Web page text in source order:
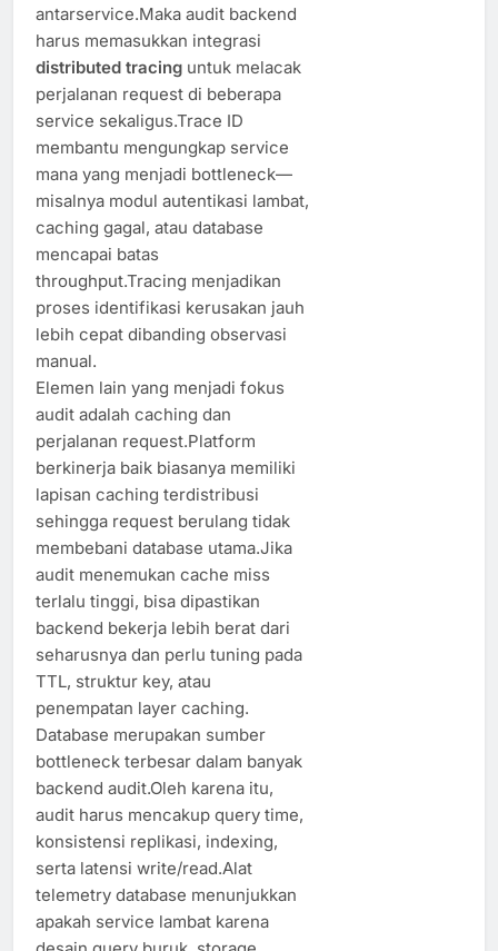
antarservice.Maka audit backend
harus memasukkan integrasi
distributed tracing untuk melacak
perjalanan request di beberapa
service sekaligus.Trace ID
membantu mengungkap service
mana yang menjadi bottleneck—
misalnya modul autentikasi lambat,
caching gagal, atau database
mencapai batas
throughput.Tracing menjadikan
proses identifikasi kerusakan jauh
lebih cepat dibanding observasi
manual.
Elemen lain yang menjadi fokus
audit adalah caching dan
perjalanan request.Platform
berkinerja baik biasanya memiliki
lapisan caching terdistribusi
sehingga request berulang tidak
membebani database utama.Jika
audit menemukan cache miss
terlalu tinggi, bisa dipastikan
backend bekerja lebih berat dari
seharusnya dan perlu tuning pada
TTL, struktur key, atau
penempatan layer caching.
Database merupakan sumber
bottleneck terbesar dalam banyak
backend audit.Oleh karena itu,
audit harus mencakup query time,
konsistensi replikasi, indexing,
serta latensi write/read.Alat
telemetry database menunjukkan
apakah service lambat karena